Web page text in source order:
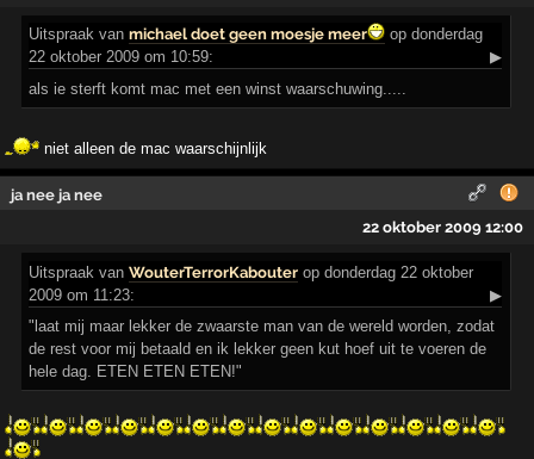
Uitspraak vanmichael doet geen moesje meer
op donderdag
22 oktober 2009 om 10:59:
▶
als ie sterft komt mac met een winst waarschuwing.....
niet alleen de mac waarschijnlijk
ja nee ja nee
22 oktober 2009 12:00
Uitspraak vanWouterTerrorKabouter op donderdag 22 oktober
2009 om 11:23:
▶
"laat mij maar lekker de zwaarste man van de wereld worden, zodat
de rest voor mij betaald en ik lekker geen kut hoef uit te voeren de
hele dag. ETEN ETEN ETEN!"